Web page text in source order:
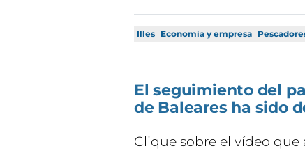
Illes Economía y empresa
El seguimiento del
de Baleares ha sido
Clique sobre el vídeo